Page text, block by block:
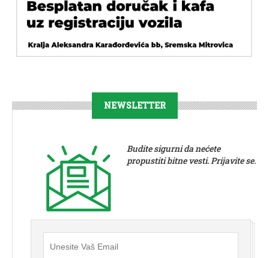
NEWSLETTER
Budite sigurni da nećete
propustiti bitne vesti. Prijavite se.